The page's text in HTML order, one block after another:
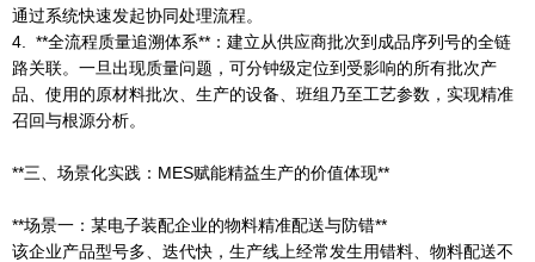
通过系统快速发起协同处理流程。
4. **全流程质量追溯体系**：建立从供应商批次到成品序列号的全链
路关联。一旦出现质量问题，可分钟级定位到受影响的所有批次产
品、使用的原材料批次、生产的设备、班组乃至工艺参数，实现精准
召回与根源分析。
**三、场景化实践：MES赋能精益生产的价值体现**
**场景一：某电子装配企业的物料精准配送与防错**
该企业产品型号多、迭代快，生产线上经常发生用错料、物料配送不